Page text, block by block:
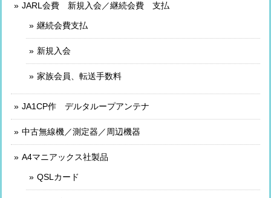
JARL会費 新規入会／継続会費 支払
継続会費支払
新規入会
家族会員、転送手数料
JA1CP作 デルタループアンテナ
中古無線機／測定器／周辺機器
A4マニアックス社製品
QSLカード